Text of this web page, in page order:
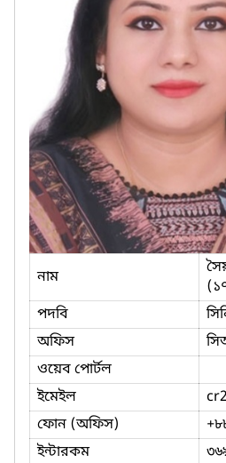
নাম
পদবি
অফিস
ওয়েব পোর্টল
ইমেইল
cr2
ফোন (অফিস)
ইন্টারকম